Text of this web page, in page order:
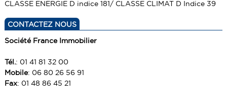
CLASSE ENERGIE D indice 181/ CLASSE CLIMAT D Indice 39
CONTACTEZ NOUS
Société France Immobilier
Tél.: 01 41 81 32 00
Mobile: 06 80 26 56 91
Fax: 01 48 86 45 21